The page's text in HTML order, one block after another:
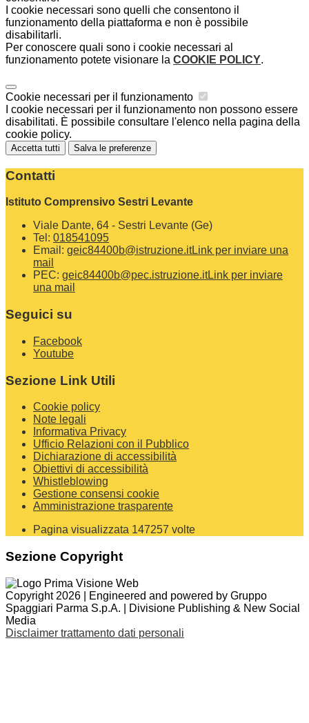
I cookie necessari sono quelli che consentono il
funzionamento della piattaforma e non è possibile
disabilitarli.
Per conoscere quali sono i cookie necessari al
funzionamento potete visionare la COOKIE POLICY.
Cookie necessari per il funzionamento
I cookie necessari per il funzionamento non possono essere
disabilitati. È possibile consultare l'elenco nella pagina della
cookie policy.
Accetta tutti Salva le preferenze
Contatti
Istituto Comprensivo Sestri Levante
Viale Dante, 64 - Sestri Levante (Ge)
Tel: 018541095
Email: geic84400b@istruzione.itLink per inviare una
mail
PEC: geic84400b@pec.istruzione.itLink per inviare
una mail
Seguici su
Facebook
Youtube
Sezione Link Utili
Cookie policy
Note legali
Informativa Privacy
Ufficio Relazioni con il Pubblico
Dichiarazione di accessibilità
Obiettivi di accessibilità
Whistleblowing
Gestione consensi cookie
Amministrazione trasparente
Pagina visualizzata 147257 volte
Sezione Copyright
Copyright 2026 | Engineered and powered by Gruppo
Spaggiari Parma S.p.A. | Divisione Publishing & New Social
Media
Disclaimer trattamento dati personali